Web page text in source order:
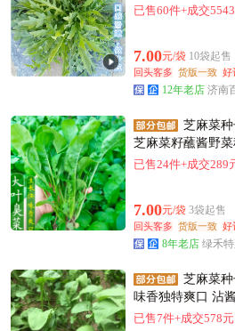
连云港市康**老板14分钟前询价供应商
附近高**老板31分钟前看了商品
附近夏**老板36分钟前询价供应商
连云港市曹**老板8小时前成功采购
附近杨**老板12小时前询价供应商
附近谢**老板22小时前成功采购
附近高**老板7小时前获取了报价
连云港市齐**老板23分钟前询价供应商
连云港市李**老板16小时前看了商品
附近孟**老板4小时前看了商品
连云港市彭**老板22小时前询价供应商
连云港市周**老板38分钟前看了商品
已售60件+成交
7.00元/袋 10袋起售
回头客多 货版一致 好
12年老店 济南
芝麻菜种子 大叶臭菜种籽
芝麻菜籽蘸酱野
已售24件+成交289
7.00元/袋 3袋起售
回头客多 货版一致 好
8年老店 绿禾
芝麻菜种子 大叶臭菜籽种
味香独特爽口 沾
已售7件+成交578元